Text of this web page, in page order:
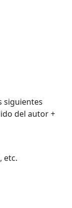
siguientes
del autor +
etc.